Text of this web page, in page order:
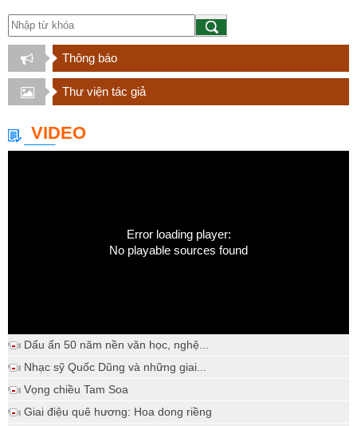
Thông báo
Thư viện tác giả
VIDEO
Error loading player:
No playable sources found
Dấu ấn 50 năm nền văn học, nghệ...
Nhạc sỹ Quốc Dũng và những giai...
Vọng chiều Tam Soa
Giai điệu quê hương: Hoa dong riềng